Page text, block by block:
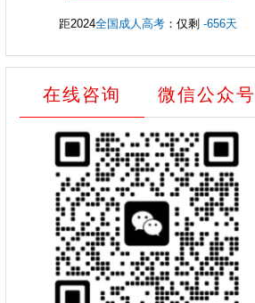
距2024全国成人高考 ：仅剩 -656天
在线咨询 微信公众号